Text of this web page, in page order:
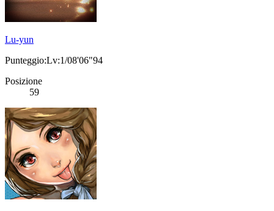
Lu-yun
Punteggio:Lv:1/08'06"94
Posizione
59